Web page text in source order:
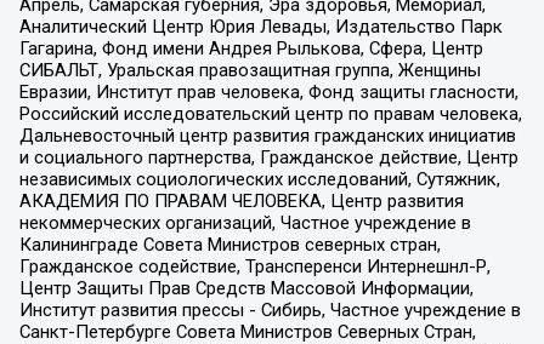
Апрель, Самарская губерния, Эра здоровья, Мемориал,
Аналитический Центр Юрия Левады, Издательство Парк
Гагарина, Фонд имени Андрея Рылькова, Сфера, Центр
СИБАЛЬТ, Уральская правозащитная группа, Женщины
Евразии, Институт прав человека, Фонд защиты гласности,
Российский исследовательский центр по правам человека,
Дальневосточный центр развития гражданских инициатив
и социального партнерства, Гражданское действие, Центр
независимых социологических исследований, Сутяжник,
АКАДЕМИЯ ПО ПРАВАМ ЧЕЛОВЕКА, Центр развития
некоммерческих организаций, Частное учреждение в
Калининграде Совета Министров северных стран,
Гражданское содействие, Трансперенси Интернешнл-Р,
Центр Защиты Прав Средств Массовой Информации,
Институт развития прессы - Сибирь, Частное учреждение в
Санкт-Петербурге Совета Министров Северных Стран,